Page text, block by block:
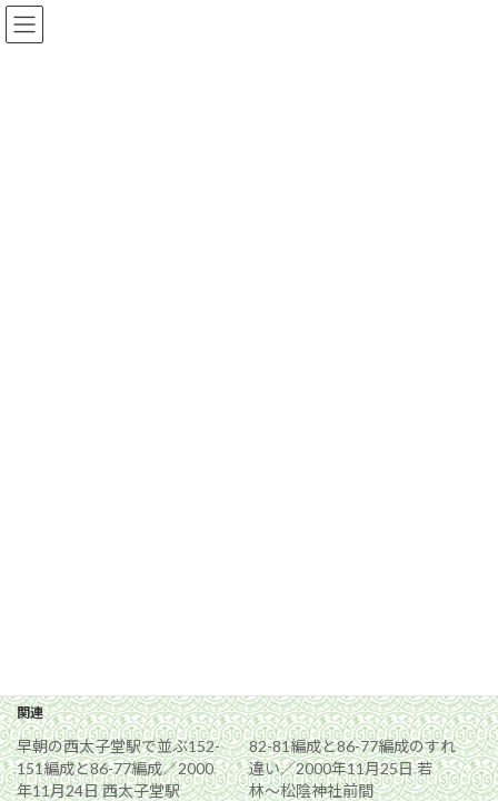
コ
ン
ナ
ビ
関連
早朝の西太子堂駅で並ぶ152-
151編成と86-77編成／2000
年11月24日 西太子堂駅
82-81編成と86-77編成のすれ
違い／2000年11月25日 若
林〜松陰神社前間